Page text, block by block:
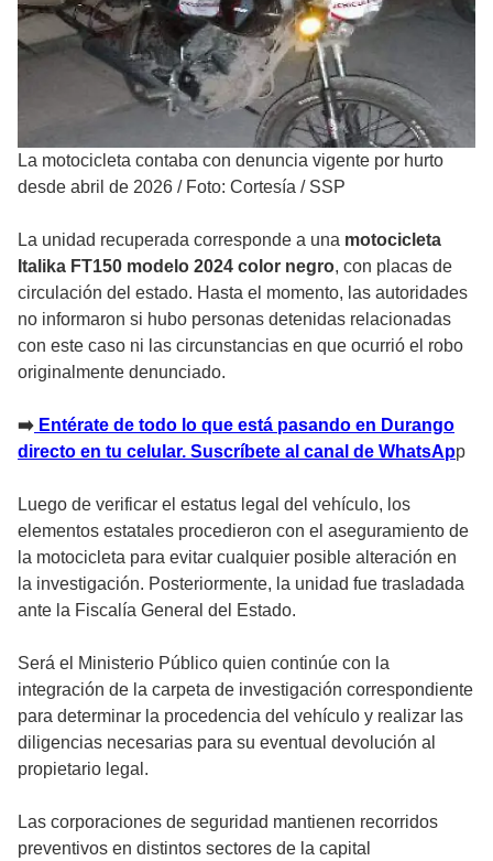
La motocicleta contaba con denuncia vigente por hurto
desde abril de 2026 / Foto: Cortesía / SSP
La unidad recuperada corresponde a una motocicleta
Italika FT150 modelo 2024 color negro, con placas de
circulación del estado. Hasta el momento, las autoridades
no informaron si hubo personas detenidas relacionadas
con este caso ni las circunstancias en que ocurrió el robo
originalmente denunciado.
➡ ️ Entérate de todo lo que está pasando en Durango
directo en tu celular. Suscríbete al canal de WhatsApp
Luego de verificar el estatus legal del vehículo, los
elementos estatales procedieron con el aseguramiento de
la motocicleta para evitar cualquier posible alteración en
la investigación. Posteriormente, la unidad fue trasladada
ante la Fiscalía General del Estado.
Será el Ministerio Público quien continúe con la
integración de la carpeta de investigación correspondiente
para determinar la procedencia del vehículo y realizar las
diligencias necesarias para su eventual devolución al
propietario legal.
Las corporaciones de seguridad mantienen recorridos
preventivos en distintos sectores de la capital